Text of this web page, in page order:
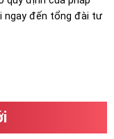
ngay đến tổng đài tư